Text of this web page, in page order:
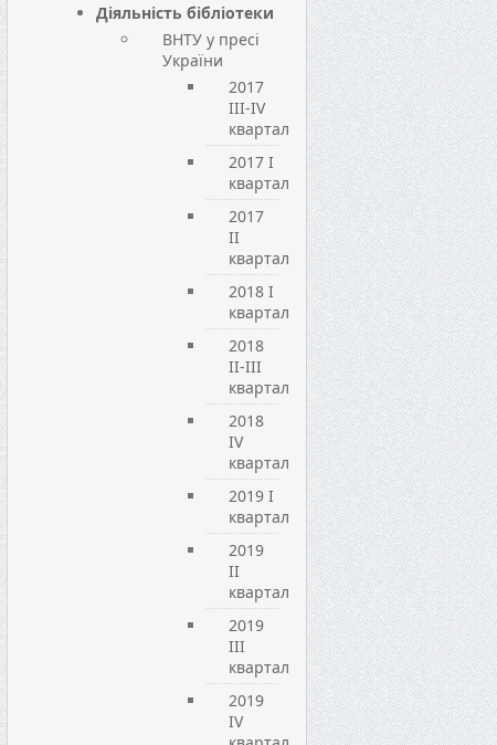
Діяльність бібліотеки
ВНТУ у пресі
України
2017
III-IV
квартал
2017 I
квартал
2017
II
квартал
2018 I
квартал
2018
II-III
квартал
2018
IV
квартал
2019 I
квартал
2019
ІI
квартал
2019
ІIІ
квартал
2019
IV